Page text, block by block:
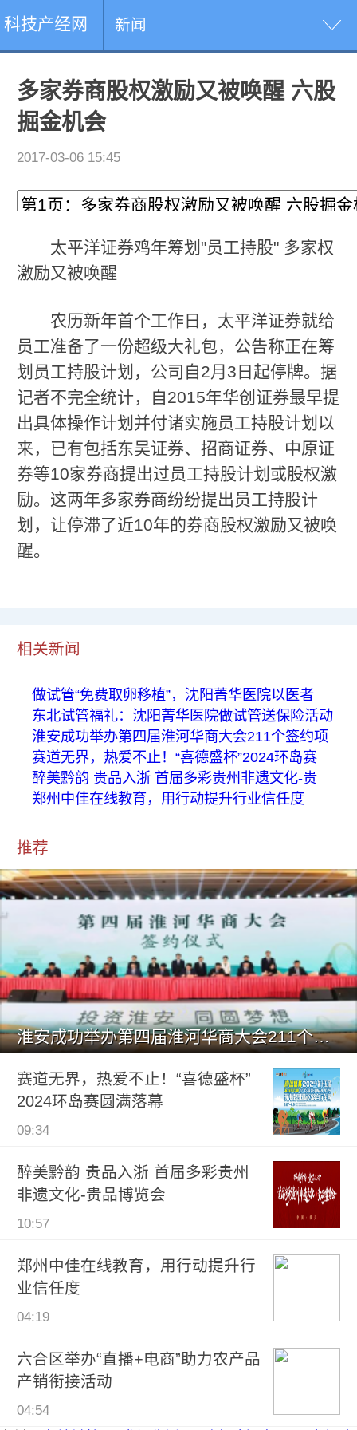
科技产经网 新闻
多家券商股权激励又被唤醒 六股
掘金机会
2017-03-06 15:45
太平洋证券鸡年筹划"员工持股" 多家权
激励又被唤醒
农历新年首个工作日，太平洋证券就给
员工准备了一份超级大礼包，公告称正在筹
划员工持股计划，公司自2月3日起停牌。据
记者不完全统计，自2015年华创证券最早提
出具体操作计划并付诸实施员工持股计划以
来，已有包括东吴证券、招商证券、中原证
券等10家券商提出过员工持股计划或股权激
励。这两年多家券商纷纷提出员工持股计
划，让停滞了近10年的券商股权激励又被唤
醒。
相关新闻
做试管“免费取卵移植”，沈阳菁华医院以医者
东北试管福礼：沈阳菁华医院做试管送保险活动
淮安成功举办第四届淮河华商大会211个签约项
赛道无界，热爱不止！“喜德盛杯”2024环岛赛
醉美黔韵 贵品入浙 首届多彩贵州非遗文化-贵
郑州中佳在线教育，用行动提升行业信任度
推荐
淮安成功举办第四届淮河华商大会211个签约项目 总投资1486.
赛道无界，热爱不止！“喜德盛杯”
2024环岛赛圆满落幕
09:34
醉美黔韵 贵品入浙 首届多彩贵州
非遗文化-贵品博览会
10:57
郑州中佳在线教育，用行动提升行
业信任度
04:19
六合区举办“直播+电商”助力农产品
产销衔接活动
04:54